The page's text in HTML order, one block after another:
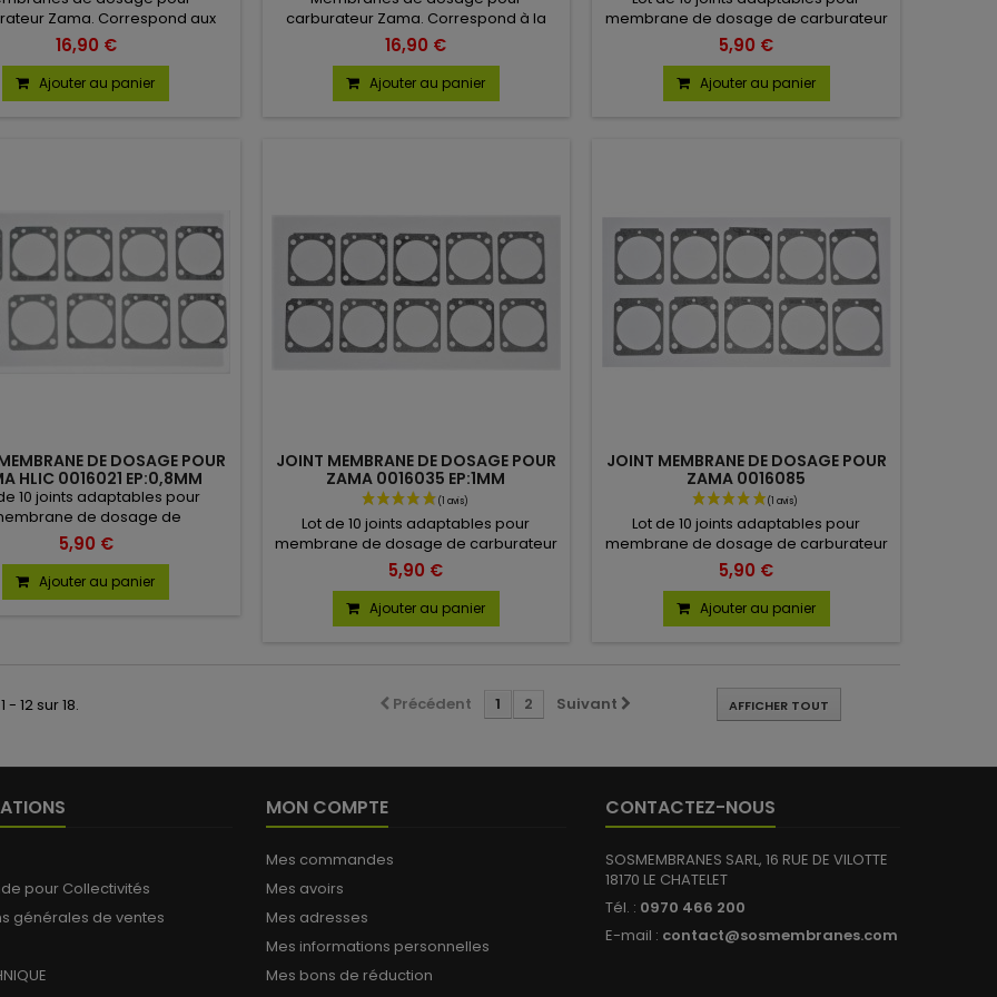
Zama. Correspond aux
Zama A015060, STIHL 4241
42411214702. Vendu en lot de
10.
16,90 €
Ajouter au panier
carburateur Zama. Correspond à la
référence Zama A015071 Vendu en lot
de 10.
16,90 €
Ajouter au panier
membrane de dosage de carburateur
Zama. Correspond à la référence
0016019.
5,90 €
Ajouter au panier
DE DOSAGE POUR
HLIC 0016021 EP:0,8MM
10 joints adaptables pour
de dosage de
Zama ou HLIC.
aux références 0016021,
0016077.
5,90 €
Ajouter au panier
JOINT MEMBRANE DE DOSAGE POUR
ZAMA 0016035 EP:1MM
Lot de 10 joints adaptables pour
membrane de dosage de carburateur
Zama. Correspond aux
références 0016035, 0016078.
5,90 €
Ajouter au panier
JOINT MEMBRANE DE DOSAGE POUR
ZAMA 0016085
Lot de 10 joints adaptables pour
membrane de dosage de carburateur
Zama. Correspond à la référence
0016085.
5,90 €
Ajouter au panier
AFFICHER TOUT
Précédent 1 2 Suivant
- 12 sur 18.
pour Collectivités
générales de ventes
MON COMPTE
Mes commandes
Mes avoirs
Mes adresses
Mes informations personnelles
Mes bons de réduction
CONTACTEZ-NOUS
SOSMEMBRANES SARL, 16 RUE DE VILOTTE
18170 LE CHATELET
Tél. : 0970 466 200
E-mail : contact@sosmembranes.com